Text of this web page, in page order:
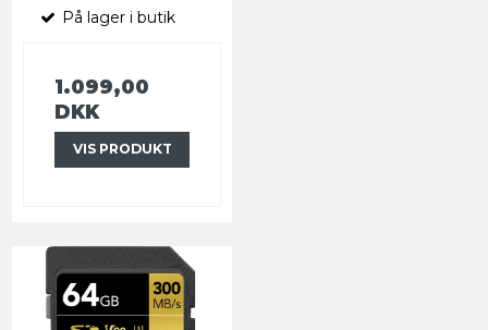
På lager i butik
1.099,00
DKK
VIS PRODUKT